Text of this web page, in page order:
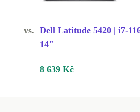
vs. Dell Latitude 5420 | i7-
14"
8 639 Kč